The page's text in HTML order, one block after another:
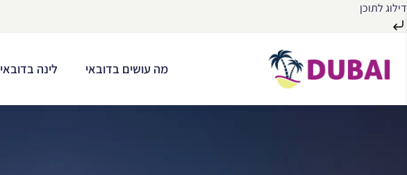
דילוג לתוכן
מה עושים בדובאי לינה בדובאי